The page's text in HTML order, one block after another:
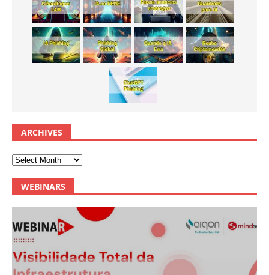
ARCHIVES
WEBINARS